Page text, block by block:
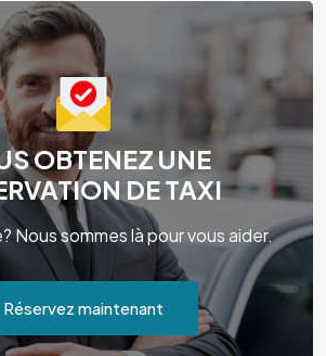
OBTENEZ UNE
DE TAXI
Nous sommes là pour vous aider.
Réservez maintenant